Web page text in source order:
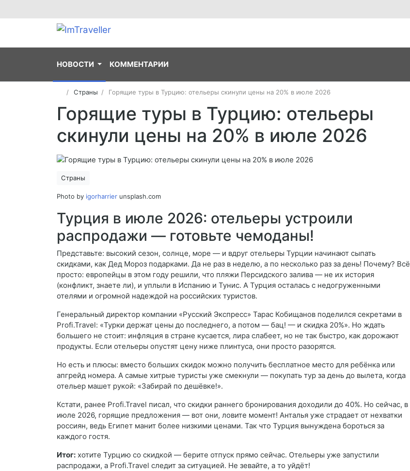
НОВОСТИ КОММЕНТАРИИ
Страны Горящие туры в Турцию: отельеры скинули цены на 20% в июле 2026
Горящие туры в Турцию: отельеры
скинули цены на 20% в июле 2026
Страны
Photo by igorharrier unsplash.com
Турция в июле 2026: отельеры устроили
распродажи — готовьте чемоданы!
Представьте: высокий сезон, солнце, море — и вдруг отельеры Турции начинают сыпать
скидками, как Дед Мороз подарками. Да не раз в неделю, а по несколько раз за день! Почему? Всё
просто: европейцы в этом году решили, что пляжи Персидского залива — не их история
(конфликт, знаете ли), и уплыли в Испанию и Тунис. А Турция осталась с недогруженными
отелями и огромной надеждой на российских туристов.
Генеральный директор компании «Русский Экспресс» Тарас Кобищанов поделился секретами в
Profi.Travel: «Турки держат цены до последнего, а потом — бац! — и скидка 20%». Но ждать
большего не стоит: инфляция в стране кусается, лира слабеет, но не так быстро, как дорожают
продукты. Если отельеры опустят цену ниже плинтуса, они просто разорятся.
Но есть и плюсы: вместо больших скидок можно получить бесплатное место для ребёнка или
апгрейд номера. А самые хитрые туристы уже смекнули — покупать тур за день до вылета, когда
отельер машет рукой: «Забирай по дешёвке!».
Кстати, ранее Profi.Travel писал, что скидки раннего бронирования доходили до 40%. Но сейчас, в
июле 2026, горящие предложения — вот они, ловите момент! Анталья уже страдает от нехватки
россиян, ведь Египет манит более низкими ценами. Так что Турция вынуждена бороться за
каждого гостя.
Итог: хотите Турцию со скидкой — берите отпуск прямо сейчас. Отельеры уже запустили
распродажи, а Profi.Travel следит за ситуацией. Не зевайте, а то уйдёт!